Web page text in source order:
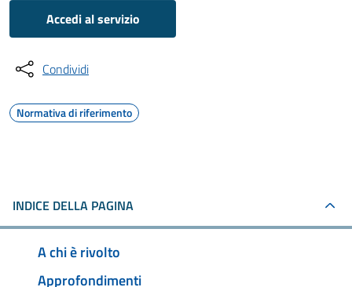
Accedi al servizio
Condividi
Normativa di riferimento
INDICE DELLA PAGINA
A chi è rivolto
Approfondimenti